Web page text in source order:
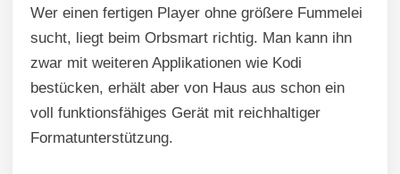
Wer einen fertigen Player ohne größere Fummelei
sucht, liegt beim Orbsmart richtig. Man kann ihn
zwar mit weiteren Applikationen wie Kodi
bestücken, erhält aber von Haus aus schon ein
voll funktionsfähiges Gerät mit reichhaltiger
Formatunterstützung.